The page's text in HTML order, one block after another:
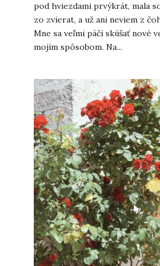
pod hviezdami prvýkrát, mala
zo zvierat, a už ani neviem z
Mne sa veľmi páči skúšať nové
mojím spôsobom. Na...